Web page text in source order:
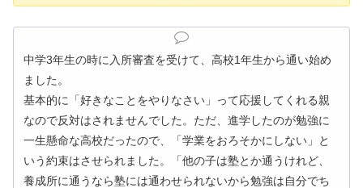
中学3年生の時に入所審査を受けて、高校1年生から通い始め
ました。
基本的に「好きなことをやりなさい」って応援してくれる親
なので反対はされませんでした。ただ、進学したのが勉強に
一生懸命な高校だったので、「学業をおろそかにしない」と
いう約束はさせられました。「他の子は塾とか通うけれど、
養成所に通うなら塾には通わせられないから勉強は自分でち